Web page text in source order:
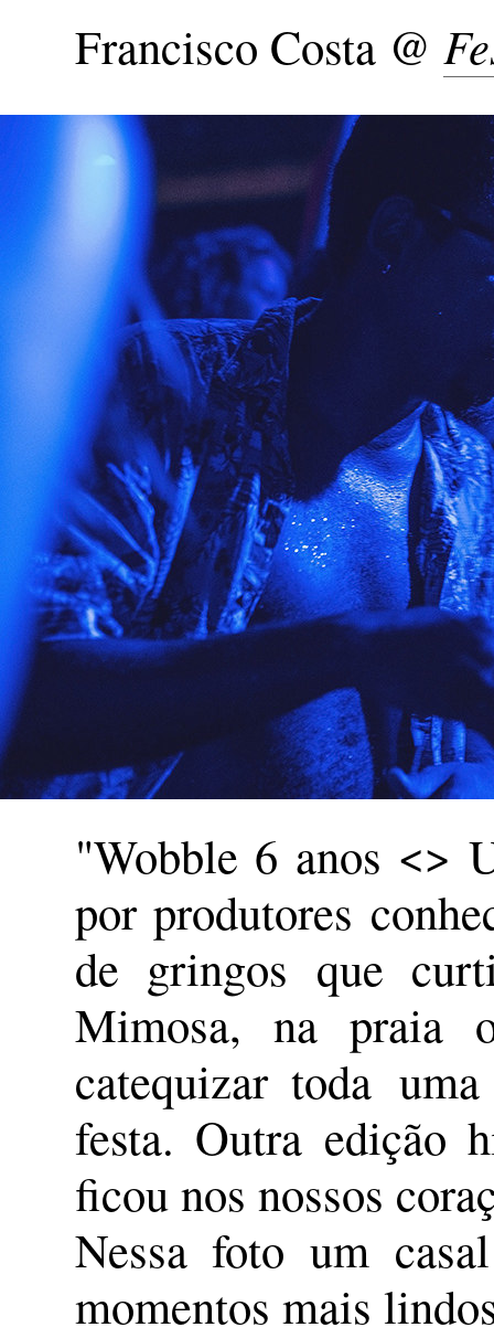
Francisco Costa @
"Wobble 6 anos <>
por produtores
de gringos que
Mimosa, na praia
catequizar toda
festa. Outra edição
ficou nos nossos
Nessa foto um
momentos mais